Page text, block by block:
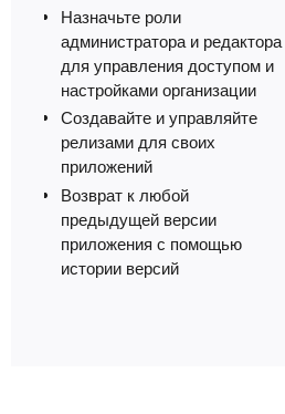
Назначьте роли
администратора и редактора
для управления доступом и
настройками организации
Создавайте и управляйте
релизами для своих
приложений
Возврат к любой
предыдущей версии
приложения с помощью
истории версий